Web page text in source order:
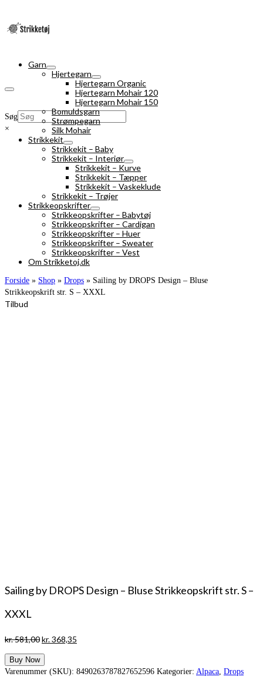
Søg
×
Garn
Hjertegarn
Hjertegarn Organic
Hjertegarn Mohair 120
Hjertegarn Mohair 150
Bomuldsgarn
Strømpegarn
Silk Mohair
Strikkekit
Strikkekit – Baby
Strikkekit – Interiør
Strikkekit – Kurve
Strikkekit – Tæpper
Strikkekit – Vaskeklude
Strikkekit – Trøjer
Strikkeopskrifter
Strikkeopskrifter – Babytøj
Strikkeopskrifter – Cardigan
Strikkeopskrifter – Huer
Strikkeopskrifter – Sweater
Strikkeopskrifter – Vest
Om Strikketoj.dk
Forside » Shop » Drops » Sailing by DROPS Design – Bluse
Strikkeopskrift str. S – XXXL
Tilbud
Sailing by DROPS Design – Bluse Strikkeopskrift str. S –
XXXL
kr.581,00Den
pris
var:
kr.368,35
er:
Buy Now
Varenummer (SKU): 8490263787827652596 Kategorier: Alpaca, Drops